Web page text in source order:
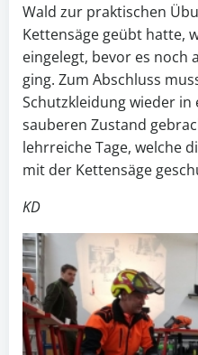
Wald zur praktischen
Kettensäge geübt hatte,
eingelegt, bevor es noch
ging. Zum Abschluss
Schutzkleidung wieder
sauberen Zustand
lehrreiche Tage, welche
mit der Kettensäge
KD